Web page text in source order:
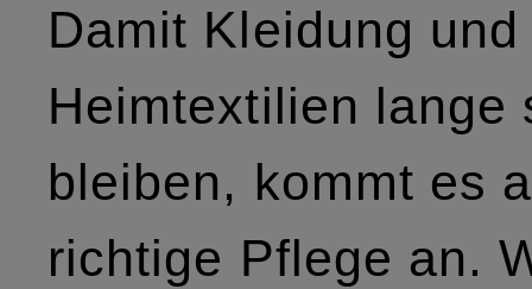
Damit Kleidung und
Heimtextilien lange
bleiben, kommt es
richtige Pflege an.